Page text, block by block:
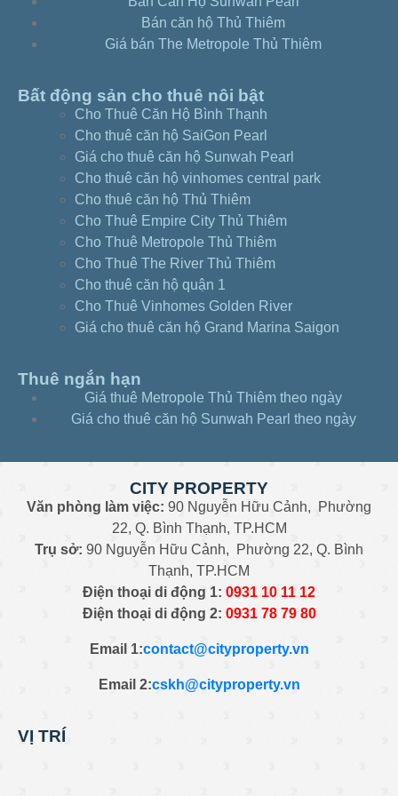
Căn hộ Sunwah 2pn-full nt view sông Sài Gòn
– 3b425085
3b416045
Căn hộ Sunwah 2pn-full nt tầng thấp view hồ
bơi – 3b409025
Căn hộ Sunwah Pearl 3pn – full nội thất view
sông – d4528094
Căn hộ Sunwah 3pn-tầng thấp view
Landmark81 – 3c411015
Căn hộ Sunwah 3pn-tầng cao view sông nội
thất đẹp – 3c440085
Căn hộ Sunwah 3pn-full nội thất view Quận 1-
3b424095
Căn hộ Sunwah 2pn-view toàn TPHCM tầng
Căn hộ Sunwah 2pn -căn góc view sông SG –
e4233014
Căn hộ Sunwah 1pn-view toàn sông tầng cao –
Căn hộ Sunwah 1pn – Sunwah Pearl full nội
thất – e4215044
Căn hộ Sunwah 1pn-full nội thất – 3a430095
Căn hộ Sunwah Pearl 2pn -view Q1 full nội thất
– d2225074
Căn hộ Sunwah Pearl 2pn – view đẹp nhất
Sunwah – s4224074
Căn hộ Sunwah Pearl 1pn – view thoáng full nội
Căn hộ Sunwah 2pn-full nội thất giá tốt –
Căn hộ Sunwah 1pn-tầng cao view thoáng –
Căn hộ Sunwah Pearl 2pn full nội thất –
Bán căn hộ Thủ Thiêm
Giá bán The Metropole Thủ Thiêm
Bất động sản cho thuê nôi bật
Cho Thuê Căn Hộ Bình Thạnh
Cho thuê căn hộ SaiGon Pearl
Giá cho thuê căn hộ Sunwah Pearl
Cho thuê căn hộ vinhomes central park
Cho thuê căn hộ Thủ Thiêm
Cho Thuê Empire City Thủ Thiêm
Cho Thuê Metropole Thủ Thiêm
Cho Thuê The River Thủ Thiêm
Cho thuê căn hộ quận 1
Cho Thuê Vinhomes Golden River
Giá cho thuê căn hộ Grand Marina Saigon
Thuê ngắn hạn
Giá thuê Metropole Thủ Thiêm theo ngày
Giá cho thuê căn hộ Sunwah Pearl theo ngày
CITY PROPERTY
Văn phòng làm việc: 90 Nguyễn Hữu Cảnh, Phường
22, Q. Bình Thạnh, TP.HCM
Trụ sở: 90 Nguyễn Hữu Cảnh, Phường 22, Q. Bình
Thạnh, TP.HCM
Điện thoại di động 1: 0931 10 11 12
Điện thoại di động 2: 0931 78 79 80
Email 1:contact@cityproperty.vn
Email 2:cskh@cityproperty.vn
VỊ TRÍ